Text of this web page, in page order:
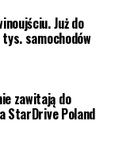
Już do
tys. samochodów
zawitają do
StarDrive Poland